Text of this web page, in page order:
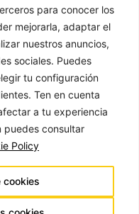
para conocer los
mejorarla, adaptar el
nuestros anuncios,
sociales. Puedes
tu configuración
Ten en cuenta
a tu experiencia
puedes consultar
Policy
cookies
con
con nuestra
contáctanos
Ops LLC